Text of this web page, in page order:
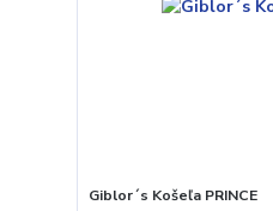
Giblor´s Košeľa PRINCE